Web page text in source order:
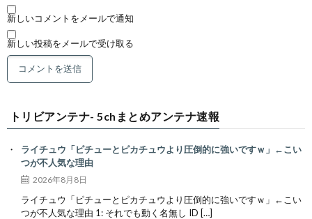
新しいコメントをメールで通知
新しい投稿をメールで受け取る
トリビアンテナ- 5chまとめアンテナ速報
ライチュウ「ピチューとピカチュウより圧倒的に強いですｗ」←こい
つが不人気な理由
2026年8月8日
ライチュウ「ピチューとピカチュウより圧倒的に強いですｗ」←こい
つが不人気な理由 1: それでも動く名無し ID […]